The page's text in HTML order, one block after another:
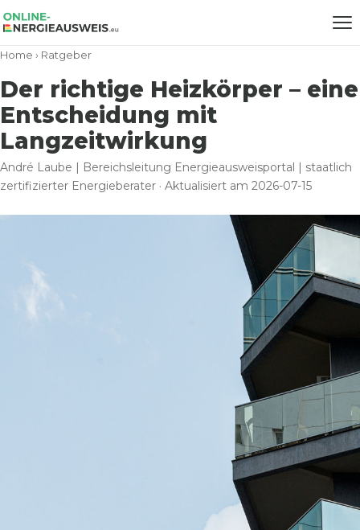
Home › Ratgeber
Der richtige Heizkörper – eine
Entscheidung mit
Langzeitwirkung
André Laube | Bereichsleitung Energieausweisportal | staatlich
zertifizierter Energieberater · Aktualisiert am 2026-07-15